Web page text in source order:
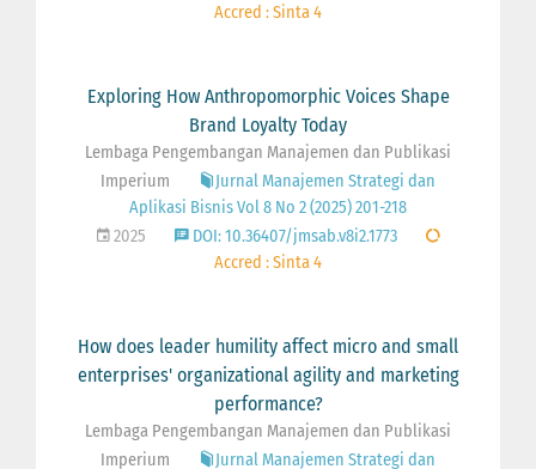
Accred : Sinta 4
Exploring How Anthropomorphic Voices Shape
Brand Loyalty Today
Lembaga Pengembangan Manajemen dan Publikasi
Imperium
Jurnal Manajemen Strategi dan
Aplikasi Bisnis Vol 8 No 2 (2025) 201-218
2025
DOI: 10.36407/jmsab.v8i2.1773
Accred : Sinta 4
How does leader humility affect micro and small
enterprises' organizational agility and marketing
performance?
Lembaga Pengembangan Manajemen dan Publikasi
Imperium
Jurnal Manajemen Strategi dan